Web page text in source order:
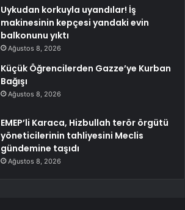
Uykudan korkuyla uyandılar! İş
makinesinin kepçesi yandaki evin
balkonunu yıktı
Ağustos 8, 2026
Küçük Öğrencilerden Gazze’ye Kurban
Bağışı
Ağustos 8, 2026
EMEP’li Karaca, Hizbullah terör örgütü
yöneticilerinin tahliyesini Meclis
gündemine taşıdı
Ağustos 8, 2026